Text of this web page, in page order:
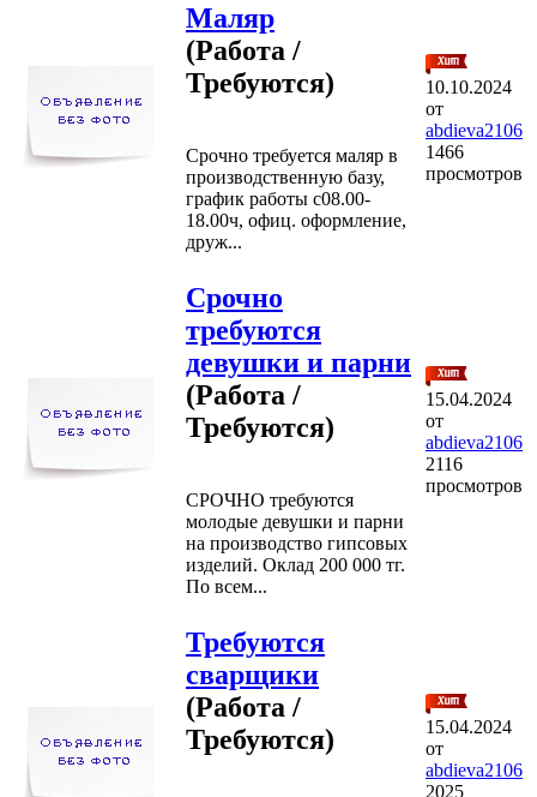
Маляр
(Работа /
Требуются)
Срочно требуется маляр в
производственную базу,
график работы с08.00-
18.00ч, офиц. оформление,
друж...
10.10.2024
от
abdieva2106
1466
просмотров
Срочно
требуются
девушки и парни
(Работа /
Требуются)
СРОЧНО требуются
молодые девушки и парни
на производство гипсовых
изделий. Оклад 200 000 тг.
По всем...
15.04.2024
от
abdieva2106
2116
просмотров
Требуются
сварщики
(Работа /
Требуются)
15.04.2024
от
abdieva2106
2025